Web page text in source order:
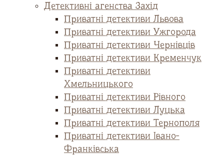
Детективні агенства Захід
Приватні детективи Львова
Приватні детективи Ужгорода
Приватні детективи Чернівців
Приватні детективи Кременчук
Приватні детективи
Хмельницького
Приватні детективи Рівного
Приватні детективи Луцька
Приватні детективи Тернополя
Приватні детективи Івано-
Франківська